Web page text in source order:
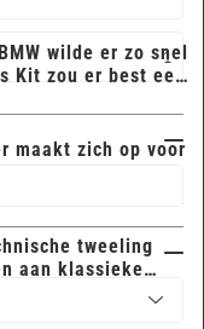
1
wilde er zo snel
Kit zou er best een
maakt zich op voor
tweeling
aan klassieke